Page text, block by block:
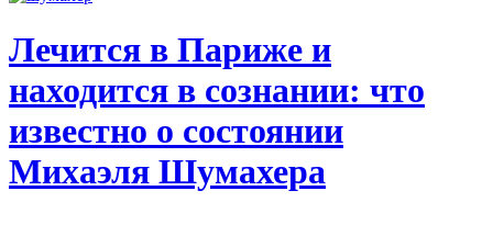
Лечится в Париже и
находится в сознании: что
известно о состоянии
Михаэля Шумахера